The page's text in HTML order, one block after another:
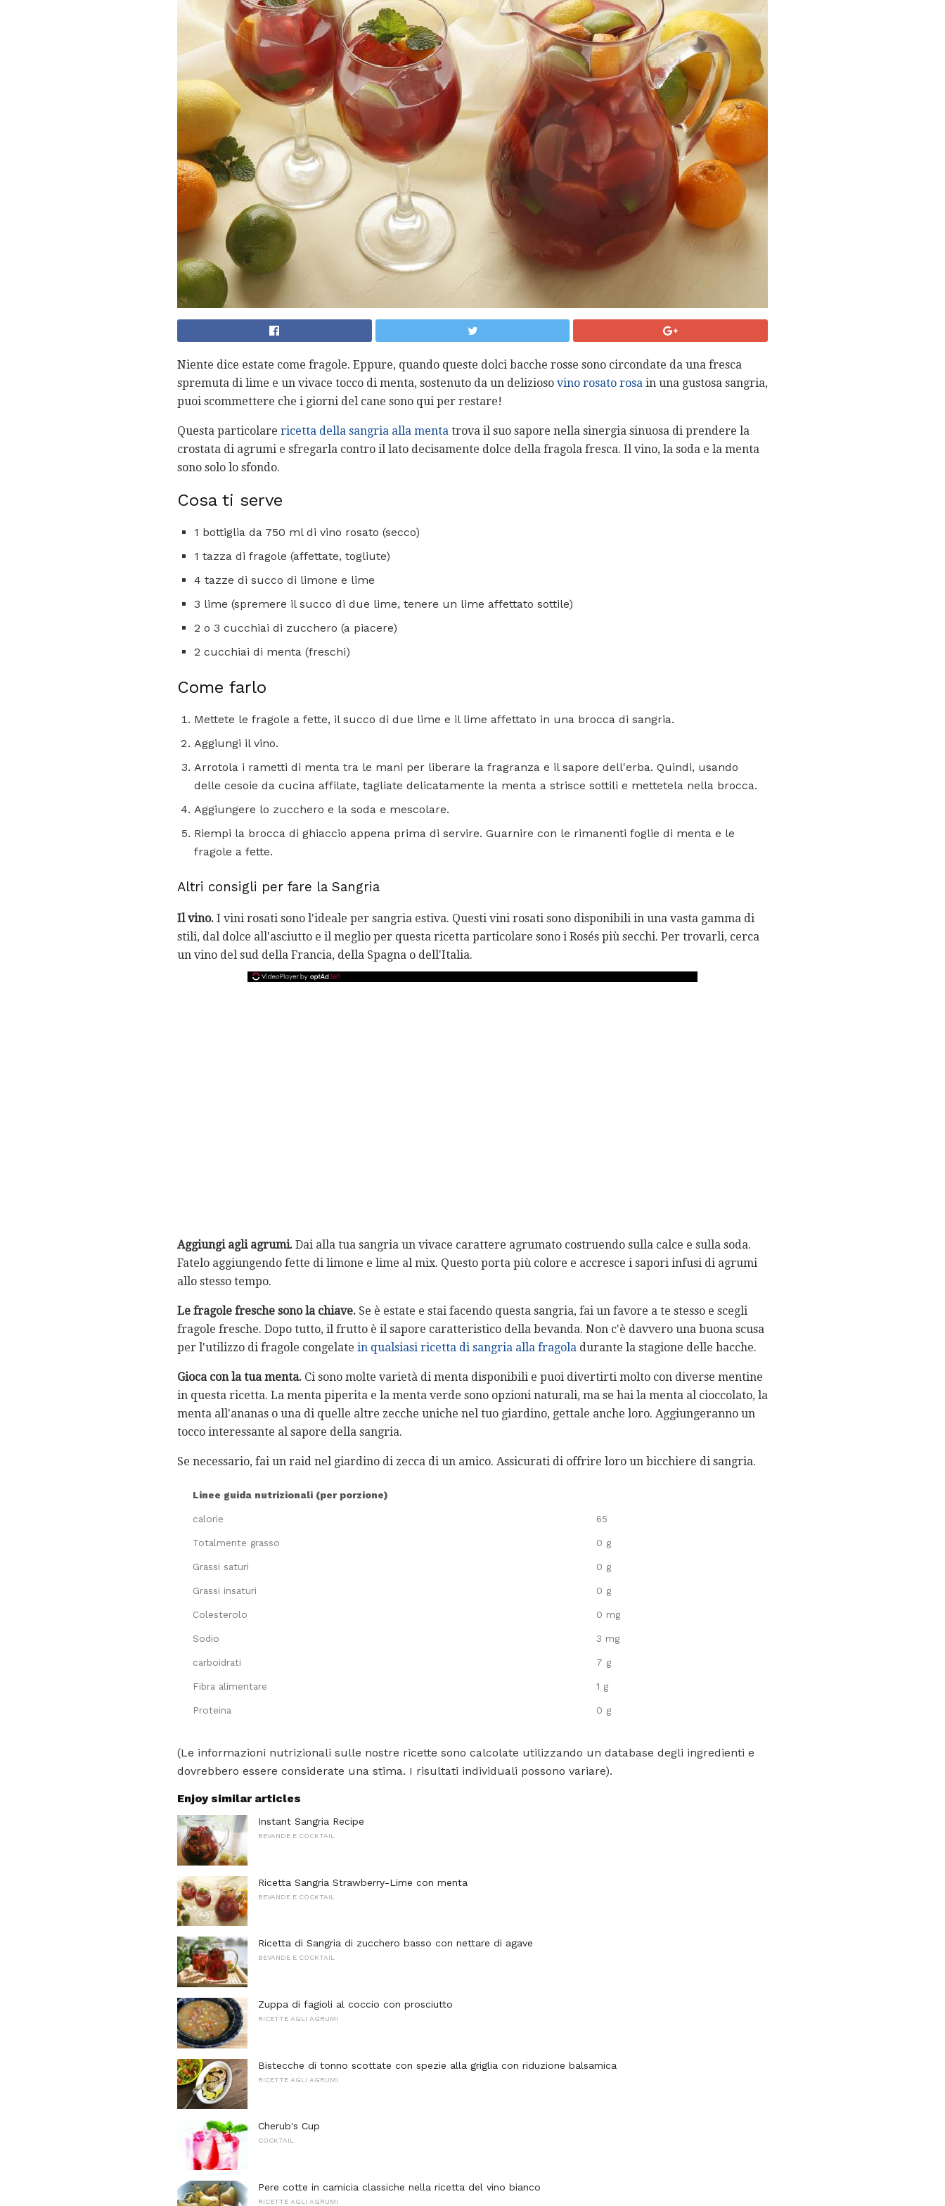
Niente dice estate come fragole. Eppure, quando queste dolci bacche rosse sono circondate da una fresca
spremuta di lime e un vivace tocco di menta, sostenuto da un delizioso vino rosato rosa in una gustosa sangria,
puoi scommettere che i giorni del cane sono qui per restare!
Questa particolare ricetta della sangria alla menta trova il suo sapore nella sinergia sinuosa di prendere la
crostata di agrumi e sfregarla contro il lato decisamente dolce della fragola fresca. Il vino, la soda e la menta
sono solo lo sfondo.
Cosa ti serve
1 bottiglia da 750 ml di vino rosato (secco)
1 tazza di fragole (affettate, togliute)
4 tazze di succo di limone e lime
3 lime (spremere il succo di due lime, tenere un lime affettato sottile)
2 o 3 cucchiai di zucchero (a piacere)
2 cucchiai di menta (freschi)
Come farlo
Mettete le fragole a fette, il succo di due lime e il lime affettato in una brocca di sangria.
Aggiungi il vino.
Arrotola i rametti di menta tra le mani per liberare la fragranza e il sapore dell'erba. Quindi, usando
delle cesoie da cucina affilate, tagliate delicatamente la menta a strisce sottili e mettetela nella brocca.
Aggiungere lo zucchero e la soda e mescolare.
Riempi la brocca di ghiaccio appena prima di servire. Guarnire con le rimanenti foglie di menta e le
fragole a fette.
Altri consigli per fare la Sangria
Il vino. I vini rosati sono l'ideale per sangria estiva. Questi vini rosati sono disponibili in una vasta gamma di
stili, dal dolce all'asciutto e il meglio per questa ricetta particolare sono i Rosés più secchi. Per trovarli, cerca
un vino del sud della Francia, della Spagna o dell'Italia.
Aggiungi agli agrumi. Dai alla tua sangria un vivace carattere agrumato costruendo sulla calce e sulla soda.
Fatelo aggiungendo fette di limone e lime al mix. Questo porta più colore e accresce i sapori infusi di agrumi
allo stesso tempo.
Le fragole fresche sono la chiave. Se è estate e stai facendo questa sangria, fai un favore a te stesso e scegli
fragole fresche. Dopo tutto, il frutto è il sapore caratteristico della bevanda. Non c'è davvero una buona scusa
per l'utilizzo di fragole congelate in qualsiasi ricetta di sangria alla fragola durante la stagione delle bacche.
Gioca con la tua menta. Ci sono molte varietà di menta disponibili e puoi divertirti molto con diverse mentine
in questa ricetta. La menta piperita e la menta verde sono opzioni naturali, ma se hai la menta al cioccolato, la
menta all'ananas o una di quelle altre zecche uniche nel tuo giardino, gettale anche loro. Aggiungeranno un
tocco interessante al sapore della sangria.
Se necessario, fai un raid nel giardino di zecca di un amico. Assicurati di offrire loro un bicchiere di sangria.
Linee guida nutrizionali (per porzione)
calorie 65
Totalmente grasso 0 g
Grassi saturi 0 g
Grassi insaturi 0 g
Colesterolo 0 mg
Sodio 3 mg
carboidrati 7 g
Fibra alimentare 1 g
Proteina 0 g
(Le informazioni nutrizionali sulle nostre ricette sono calcolate utilizzando un database degli ingredienti e
dovrebbero essere considerate una stima. I risultati individuali possono variare).
Enjoy similar articles
Instant Sangria Recipe
BEVANDE E COCKTAIL
Ricetta Sangria Strawberry-Lime con menta
BEVANDE E COCKTAIL
Ricetta di Sangria di zucchero basso con nettare di agave
BEVANDE E COCKTAIL
Zuppa di fagioli al coccio con prosciutto
RICETTE AGLI AGRUMI
Bistecche di tonno scottate con spezie alla griglia con riduzione balsamica
RICETTE AGLI AGRUMI
Cherub's Cup
COCKTAIL
Pere cotte in camicia classiche nella ricetta del vino bianco
RICETTE AGLI AGRUMI